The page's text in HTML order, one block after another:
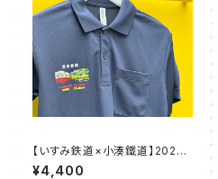
【いすみ鉄道×小湊鐵道】2026
房総横断ポロシャツ
¥4,400